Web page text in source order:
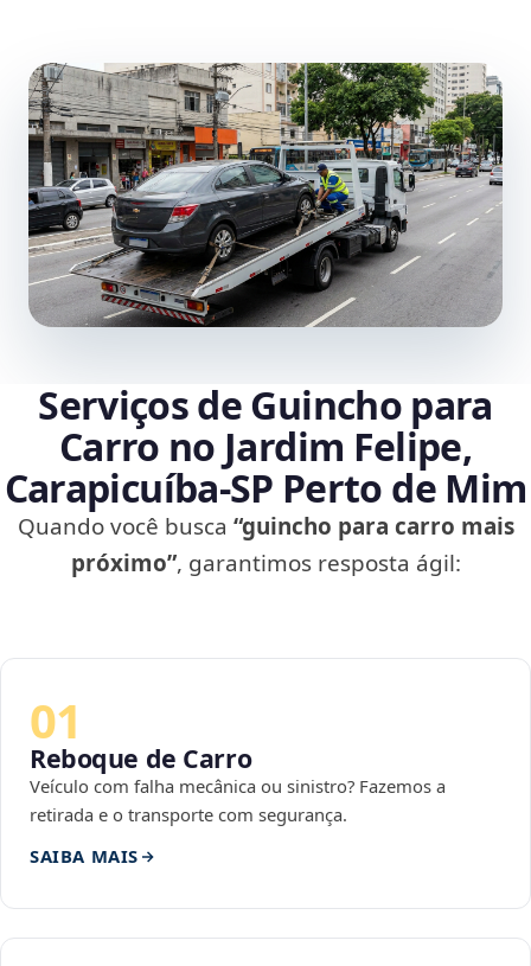
Serviços de Guincho para
Carro no Jardim Felipe,
Carapicuíba‑SP Perto de Mim
Quando você busca “guincho para carro mais
próximo”, garantimos resposta ágil:
01
Reboque de Carro
Veículo com falha mecânica ou sinistro? Fazemos a
retirada e o transporte com segurança.
SAIBA MAIS